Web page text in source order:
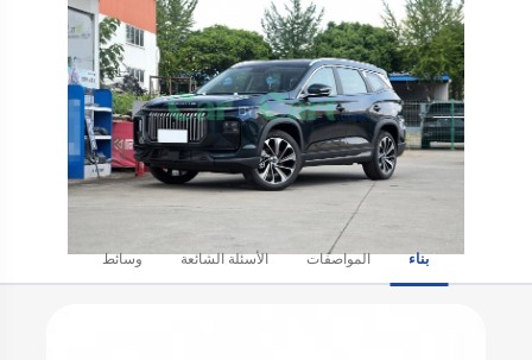
بناء المواصفات الأسئلة الشائعة وسائط